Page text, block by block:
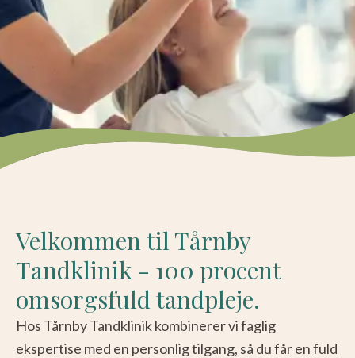
Velkommen til Tårnby
Tandklinik - 100 procent
omsorgsfuld tandpleje.
Hos Tårnby Tandklinik kombinerer vi faglig
ekspertise med en personlig tilgang, så du får en fuld